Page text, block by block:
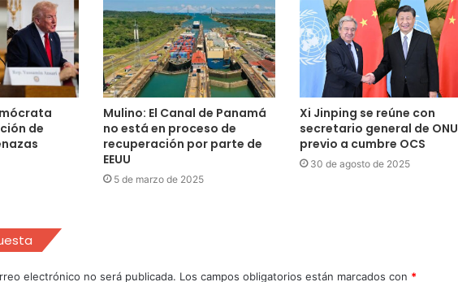
de
Mulino: El Canal de Panamá
no está en proceso de
recuperación por parte de
EEUU
5 de marzo de 2025
Xi Jinping se reúne con
secretario general de ONU
previo a cumbre OCS
30 de agosto de 2025
electrónico no será publicada. Los campos obligatorios están marcados con *